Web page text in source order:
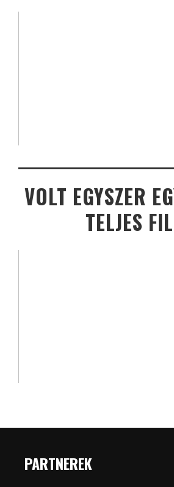
VOLT EGYSZER
TELJES
PARTNEREK